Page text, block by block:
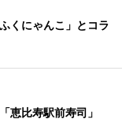
くにゃんこ」とコラ
恵比寿駅前寿司」